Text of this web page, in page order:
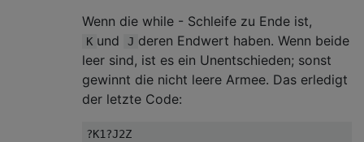
Wenn die while - Schleife zu Ende ist,
K und J deren Endwert haben. Wenn beide
leer sind, ist es ein Unentschieden; sonst
gewinnt die nicht leere Armee. Das erledigt
der letzte Code:
?K1?J2Z